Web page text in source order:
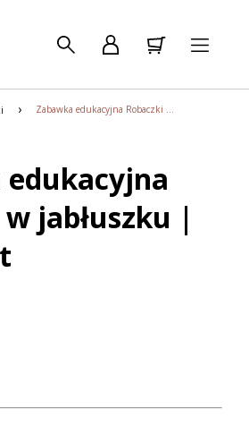
Zabawka edukacyjna Robaczki w jabłuszku | Topbright
edukacyjna
jabłuszku |